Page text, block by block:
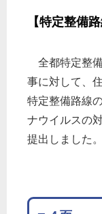
【特定整備
全都特定整
事に対して、
特定整備路線
ナウイルスの
提出しました。